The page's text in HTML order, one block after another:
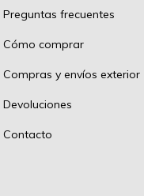
Preguntas frecuentes
Cómo comprar
Compras y envíos exterior
Devoluciones
Contacto